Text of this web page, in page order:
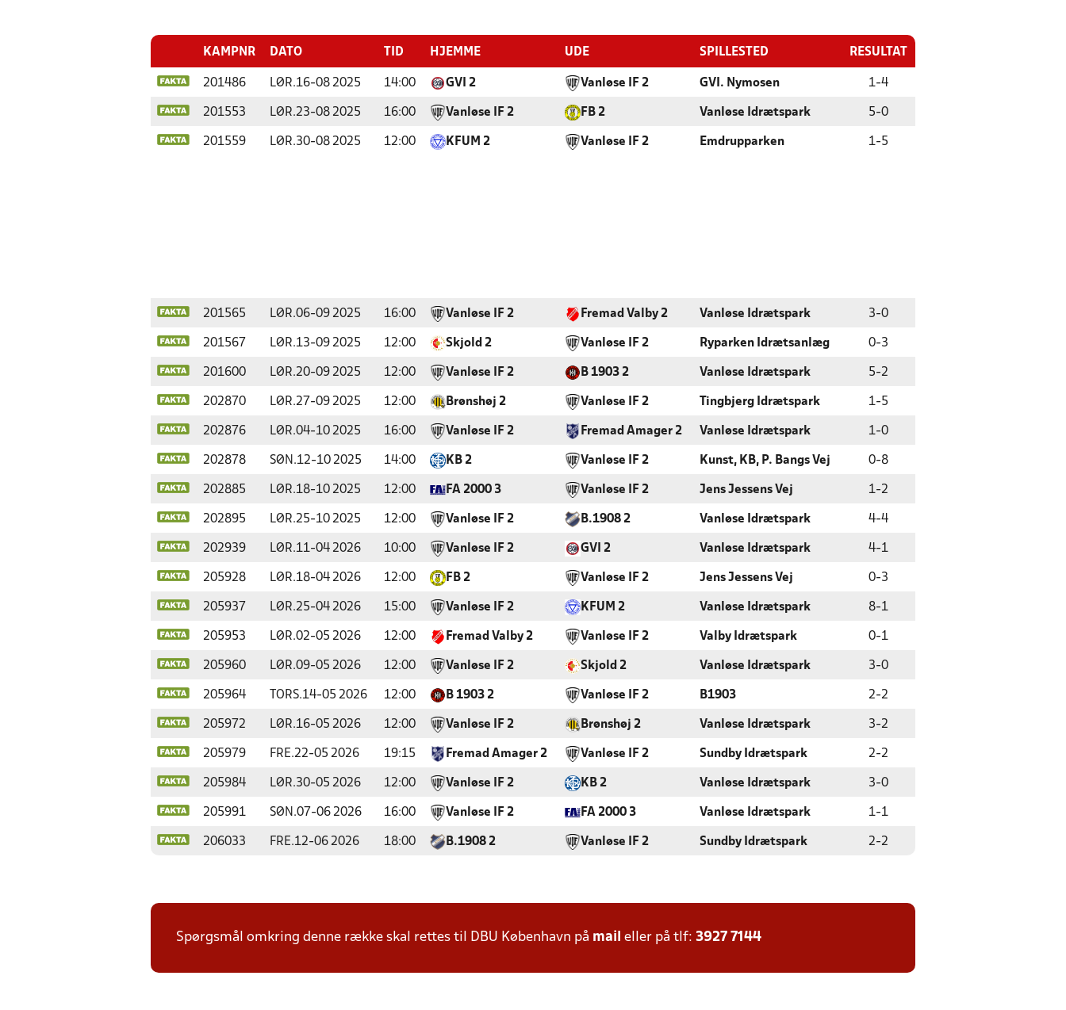
KAMPNR DATO TID HJEMME UDE SPILLESTED RESULTAT
201486 LØR.16-08 2025 14:00 GVI 2 Vanløse IF 2 GVI. Nymosen 1-4
201553 LØR.23-08 2025 16:00 Vanløse IF 2 FB 2 Vanløse Idrætspark 5-0
201559 LØR.30-08 2025 12:00 KFUM 2 Vanløse IF 2 Emdrupparken 1-5
201565 LØR.06-09 2025 16:00 Vanløse IF 2 Fremad Valby 2 Vanløse Idrætspark 3-0
201567 LØR.13-09 2025 12:00 Skjold 2 Vanløse IF 2 Ryparken Idrætsanlæg 0-3
201600 LØR.20-09 2025 12:00 Vanløse IF 2 B 1903 2 Vanløse Idrætspark 5-2
202870 LØR.27-09 2025 12:00 Brønshøj 2 Vanløse IF 2 Tingbjerg Idrætspark 1-5
202876 LØR.04-10 2025 16:00 Vanløse IF 2 Fremad Amager 2 Vanløse Idrætspark 1-0
202878 SØN.12-10 2025 14:00 KB 2 Vanløse IF 2 Kunst, KB, P. Bangs Vej 0-8
202885 LØR.18-10 2025 12:00 FA 2000 3 Vanløse IF 2 Jens Jessens Vej 1-2
202895 LØR.25-10 2025 12:00 Vanløse IF 2 B.1908 2 Vanløse Idrætspark 4-4
202939 LØR.11-04 2026 10:00 Vanløse IF 2 GVI 2 Vanløse Idrætspark 4-1
205928 LØR.18-04 2026 12:00 FB 2 Vanløse IF 2 Jens Jessens Vej 0-3
205937 LØR.25-04 2026 15:00 Vanløse IF 2 KFUM 2 Vanløse Idrætspark 8-1
205953 LØR.02-05 2026 12:00 Fremad Valby 2 Vanløse IF 2 Valby Idrætspark 0-1
205960 LØR.09-05 2026 12:00 Vanløse IF 2 Skjold 2 Vanløse Idrætspark 3-0
205964 TORS.14-05 2026 12:00 B 1903 2 Vanløse IF 2 B1903 2-2
205972 LØR.16-05 2026 12:00 Vanløse IF 2 Brønshøj 2 Vanløse Idrætspark 3-2
205979 FRE.22-05 2026 19:15 Fremad Amager 2 Vanløse IF 2 Sundby Idrætspark 2-2
205984 LØR.30-05 2026 12:00 Vanløse IF 2 KB 2 Vanløse Idrætspark 3-0
205991 SØN.07-06 2026 16:00 Vanløse IF 2 FA 2000 3 Vanløse Idrætspark 1-1
206033 FRE.12-06 2026 18:00 B.1908 2 Vanløse IF 2 Sundby Idrætspark 2-2
Spørgsmål omkring denne række skal rettes til DBU København på mail eller på tlf: 3927 7144